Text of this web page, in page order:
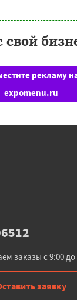
свой
рекламу
expomenu.ru
заказы с 9:00 до
заявку